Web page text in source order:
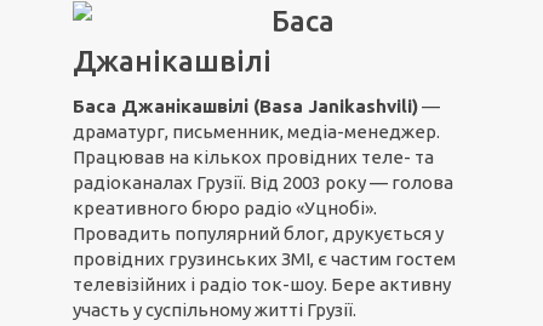
Баса
Джанікашвілі
Баса Джанікашвілі (Basa Janikashvili)—
драматург, письменник, медіа-менеджер.
Працював на кількох провідних теле- та
радіоканалах Грузії. Від 2003 року — голова
креативного бюро радіо «Уцнобі».
Провадить популярний блог, друкується у
провідних грузинських ЗМІ, є частим гостем
телевізійних і радіо ток-шоу. Бере активну
участь у суспільному житті Грузії.